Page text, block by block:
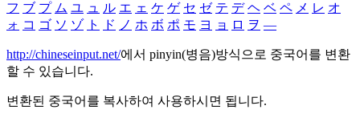
フ ブ プ ム ユ ュ ル エ ェ ケ ゲ セ ゼ テ デ ヘ ベ ペ メ レ オ
ォ コ ゴ ソ ゾ ト ド ノ ホ ボ ポ モ ヨ ョ ロ ヲ ―
http://chineseinput.net/에서 pinyin(병음)방식으로 중국어를 변환
할 수 있습니다.
변환된 중국어를 복사하여 사용하시면 됩니다.